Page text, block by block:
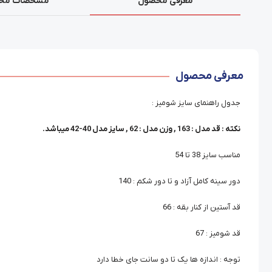
معرفی محصول
جدول راهنمای سایز شومیز :
نکته : قد مدل : 163 , وزن مدل : 62 , سایز مدل 40-42 میباشد.
مناسب سایز 38 تا 54
دور سینه کامل آزاد و تا دور شکم : 140
قد آستین از کنار بقه : 66
قد شومیز : 67
توجه : اندازه ها یک تا دو سانت جای خطا دارد